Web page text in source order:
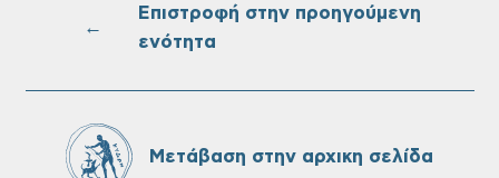
Ονουφρίου
Πίνακες Κατάταξης & Βαθμολογίας,
Δήμου Χανίων
←
Επιστροφή στην προηγούμενη
ενότητα
Μετάβαση στην αρχικη σελίδα